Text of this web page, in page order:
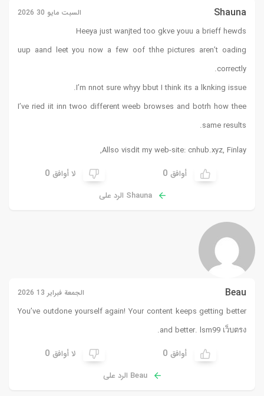
Shauna السبت مايو 30 2026
Heeya just wanjted too gkve youu a brieff hewds
uup aand leet you now a few oof thhe pictures aren’t oading
correctly.
I’m nnot sure whyy bbut I think its a lknking issue.
I’ve ried iit inn twoo different weeb browses and botrh how thee
same results.
Allso visdit my web-site: cnhub.xyz, Finlay
,
أوافق 0 لا أوافق 0
Shauna الرد على
Beau الجمعة فبراير 13 2026
You’ve outdone yourself again! Your content keeps getting better
and better. lsm99 เว็บตรง
.
أوافق 0 لا أوافق 0
Beau الرد على